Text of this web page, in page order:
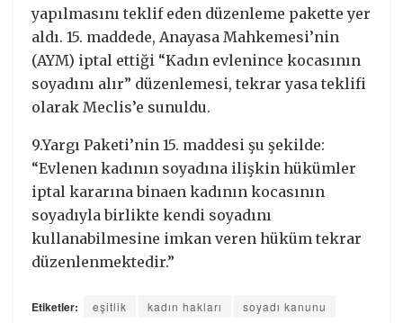
yapılmasını teklif eden düzenleme pakette yer
aldı. 15. maddede, Anayasa Mahkemesi’nin
(AYM) iptal ettiği “Kadın evlenince kocasının
soyadını alır” düzenlemesi, tekrar yasa teklifi
olarak Meclis’e sunuldu.
9.Yargı Paketi’nin 15. maddesi şu şekilde:
“Evlenen kadının soyadına ilişkin hükümler
iptal kararına binaen kadının kocasının
soyadıyla birlikte kendi soyadını
kullanabilmesine imkan veren hüküm tekrar
düzenlenmektedir.”
Etiketler: eşitlik kadın hakları soyadı kanunu